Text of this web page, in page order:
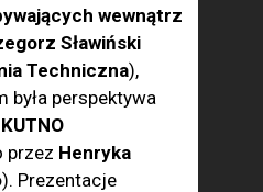
wewnątrz
Sławiński
Techniczna),
była perspektywa
przez Henryka
). Prezentacje